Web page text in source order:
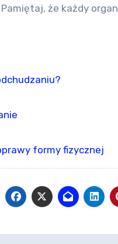
że każdy
formy fizycznej